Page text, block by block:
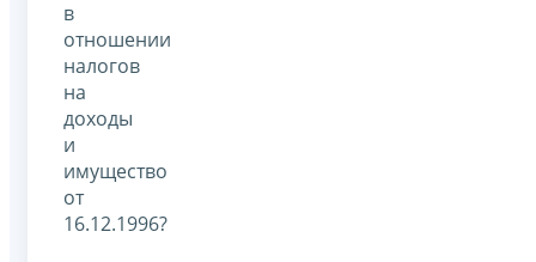
в
отношении
налогов
на
доходы
и
имущество
от
16.12.1996?